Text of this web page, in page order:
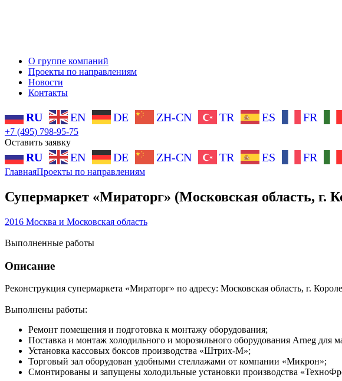
О группе компаний
Проекты по направлениям
Новости
Контакты
RU EN DE ZH-CN TR ES FR
+7 (495) 798-95-75
Оставить заявку
RU EN DE ZH-CN TR ES FR
ГлавнаяПроекты по направлениям
Супермаркет «Мираторг» (Московская область, г.
2016 Москва и Московская область
Выполненные работы
Описание
Реконструкция супермаркета «Мираторг» по адресу: Московская область, г.
Выполнены работы:
Ремонт помещения и подготовка к монтажу оборудования;
Поставка и монтаж холодильного и морозильного оборудования Arneg для
Установка кассовых боксов производства «Штрих-М»;
Торговый зал оборудован удобными стеллажами от компании «Микрон»;
Смонтированы и запущены холодильные установки производства